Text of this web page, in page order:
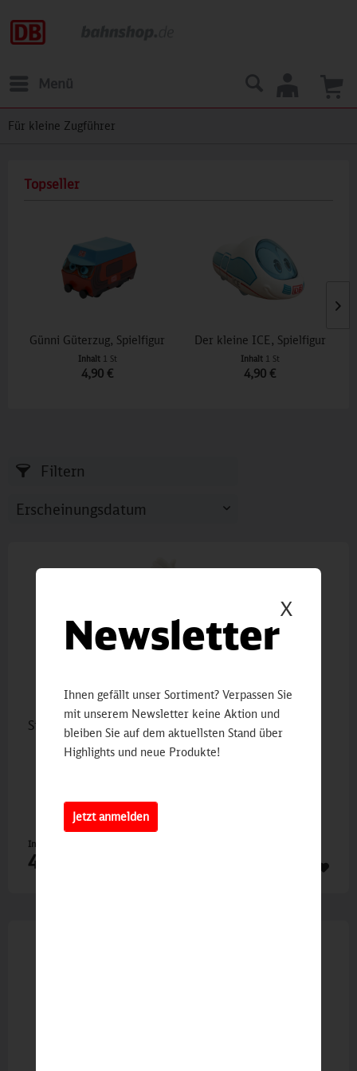
Menü
Für kleine Zugführer
Topseller
Günni Güterzug, Spielfigur
Inhalt 1 St
4,90 €
Der kleine ICE, Spielfigur
Inhalt 1 St
4,90 €
Filtern
Simsala SUM, Spielfigur
Inhalt
4,90 €
X
Newsletter
Ihnen gefällt unser Sortiment? Verpassen Sie
mit unserem Newsletter keine Aktion und
bleiben Sie auf dem aktuellsten Stand über
Highlights und neue Produkte!
Jetzt anmelden